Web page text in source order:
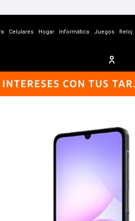
Celulares Hogar Informática Juegos Reloj